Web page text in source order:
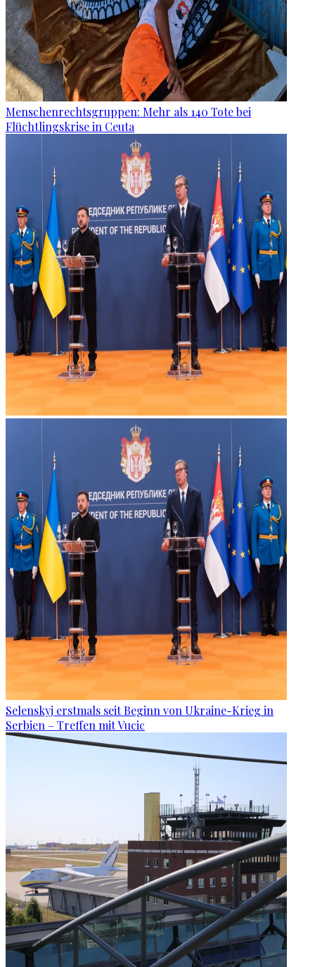
Menschenrechtsgruppen: Mehr als 140 Tote bei
Flüchtlingskrise in Ceuta
Selenskyj erstmals seit Beginn von Ukraine-Krieg in
Serbien – Treffen mit Vucic